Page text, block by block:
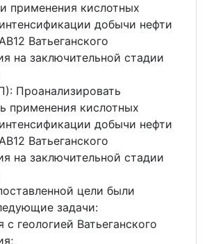
применения кислотных
добычи нефти
Ватьеганского
на заключительной стадии
Проанализировать
применения кислотных
добычи нефти
Ватьеганского
на заключительной стадии
цели были
задачи:
с геологией Ватьеганского